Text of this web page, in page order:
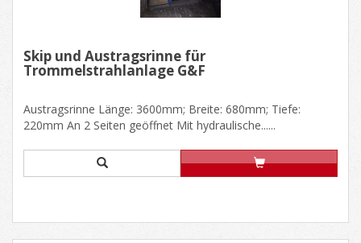
Skip und Austragsrinne für
Trommelstrahlanlage G&F
Austragsrinne Länge: 3600mm; Breite: 680mm; Tiefe:
220mm An 2 Seiten geöffnet Mit hydraulische......